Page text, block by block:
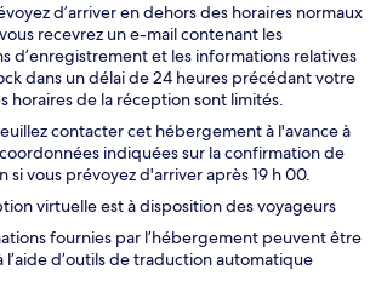
d’arriver en dehors des horaires normaux
recevrez un e-mail contenant les
d’enregistrement et les informations relatives
dans un délai de 24 heures précédant votre
horaires de la réception sont limités.
contacter cet hébergement à l'avance à
indiquées sur la confirmation de
si vous prévoyez d'arriver après 19 h 00.
virtuelle est à disposition des voyageurs
fournies par l’hébergement peuvent être
l’aide d’outils de traduction automatique